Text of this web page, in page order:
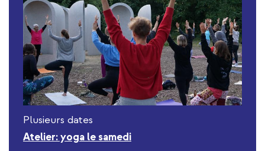
Plusieurs dates
Atelier: yoga le samedi